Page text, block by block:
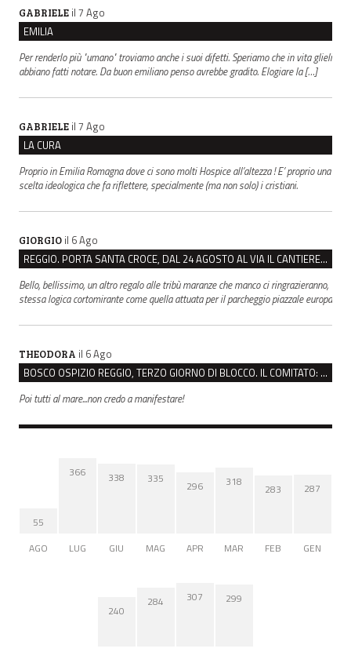
GABRIELE il 7 Ago
EMILIA
Per renderlo più "umano" troviamo anche i suoi difetti. Speriamo che in vita glieli
abbiano fatti notare. Da buon emiliano penso avrebbe gradito. Elogiare la […]
GABRIELE il 7 Ago
LA CURA
Proprio in Emilia Romagna dove ci sono molti Hospice all’altezza ! E’ proprio una
scelta ideologica che fa riflettere, specialmente (ma non solo) i cristiani.
GIORGIO il 6 Ago
REGGIO. PORTA SANTA CROCE, DAL 24 AGOSTO AL VIA IL CANTIERE PER IL NUOVO COLLETTORE FOGNARIO
Bello, bellissimo, un altro regalo alle tribù maranze che manco ci ringrazieranno,
stessa logica cortomirante come quella attuata per il parcheggio piazzale europa
THEODORA il 6 Ago
BOSCO OSPIZIO REGGIO, TERZO GIORNO DI BLOCCO. IL COMITATO: “PRESIDIO FINO A VENERDÌ”
Poi tutti al mare...non credo a manifestare!
55
AGO
366
LUG
338
GIU
335
MAG
296
APR
318
MAR
283
FEB
287
GEN
240
284 307 299